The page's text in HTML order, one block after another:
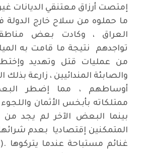
إمتصت أرزاق معتنقي الديانات
ما حملوه من سلاح خارج
العراق ، وكادت بعض
تواجدهم نتيجة ما قامت به
من عمليات قتل وتهديد
والصابئة المندائيين ، زارعة بذلك
أوساطهم ، مما إضطر
ممتلكاته بأبخس الأثمان واللجوء
بينما البعض الآخر لم يجد من
المتمكنين إقتصاديا بعدم
غنائم مستباحة عندما يتركوها